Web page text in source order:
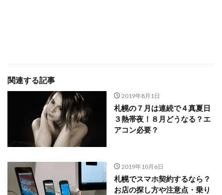
関連する記事
2019年8月1日
札幌の７月は連続で４真夏日
３熱帯夜！８月どうなる？エ
アコン必要？
2019年10月6日
札幌でスマホ契約するなら？
お店の探し方や注意点・乗り